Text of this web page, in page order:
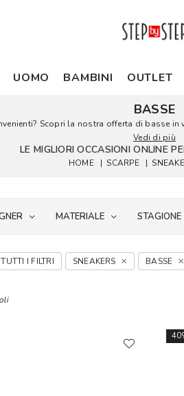
UOMO BAMBINI OUTLET
BASSE
Scopri la nostra offerta di basse
Vedi di più
LE MIGLIORI OCCASIONI ONLINE
HOME | SCARPE |
MATERIALE STAGIONE
I FILTRI SNEAKERS BASSE